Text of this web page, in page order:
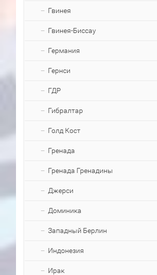
Гвинея
Гвинея-Биссау
Германия
Гернси
ГДР
Гибралтар
Голд Кост
Гренада
Гренада Гренадины
Джерси
Доминика
Западный Берлин
Индонезия
Ирак